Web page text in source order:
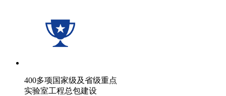
400多项国家级及省级重点
实验室工程总包建设